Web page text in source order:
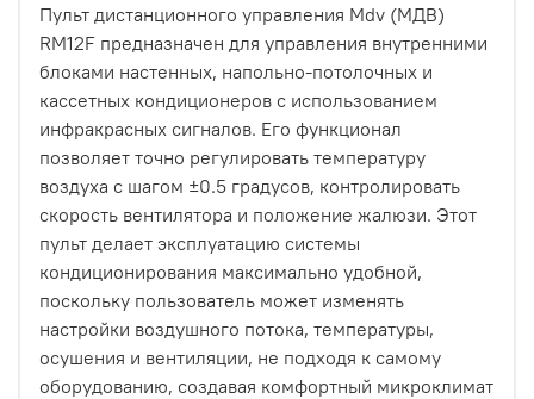
Пульт дистанционного управления Mdv (МДВ)
RM12F предназначен для управления внутренними
блоками настенных, напольно-потолочных и
кассетных кондиционеров с использованием
инфракрасных сигналов. Его функционал
позволяет точно регулировать температуру
воздуха с шагом ±0.5 градусов, контролировать
скорость вентилятора и положение жалюзи. Этот
пульт делает эксплуатацию системы
кондиционирования максимально удобной,
поскольку пользователь может изменять
настройки воздушного потока, температуры,
осушения и вентиляции, не подходя к самому
оборудованию, создавая комфортный микроклимат